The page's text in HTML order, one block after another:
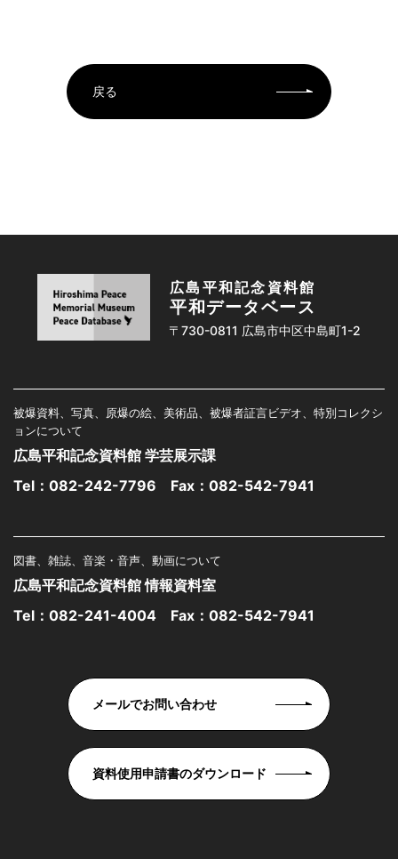
戻る
広島平和記念資料館
平和データベース
〒730-0811 広島市中区中島町1-2
被爆資料、写真、原爆の絵、美術品、被爆者証言ビデオ、特別コレクシ
ョンについて
広島平和記念資料館 学芸展示課
Tel： 082-242-7796 Fax：082-542-7941
図書、雑誌、音楽・音声、動画について
広島平和記念資料館 情報資料室
Tel： 082-241-4004 Fax：082-542-7941
メールでお問い合わせ
資料使用申請書のダウンロード